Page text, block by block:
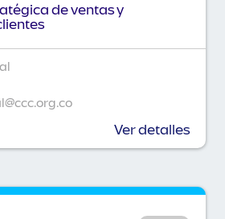
de ventas y
Ver detalles